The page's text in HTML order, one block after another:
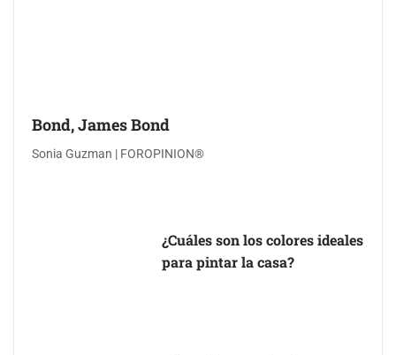
Bond, James Bond
Sonia Guzman | FOROPINION®
¿Cuáles son los colores ideales
para pintar la casa?